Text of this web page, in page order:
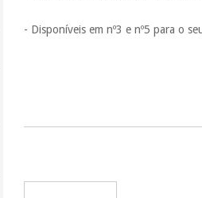
- Disponíveis em nº3 e nº5 para o